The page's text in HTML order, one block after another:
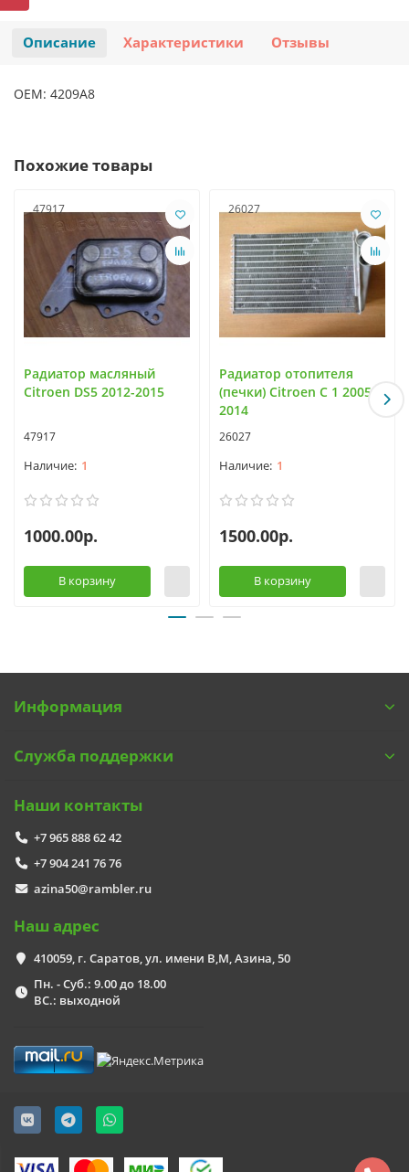
Описание Характеристики Отзывы
OEM: 4209A8
Похожие товары
47917
Радиатор масляный
Citroen DS5 2012-2015
47917
1
1000.00р.
В корзину
26027
Радиатор отопителя
(печки) Citroen C 1 2005-
2014
26027
1
1500.00р.
В корзину
Информация
Служба поддержки
Наши контакты
+7 965 888 62 42
+7 904 241 76 76
azina50@rambler.ru
Наш адрес
410059, г. Саратов, ул. имени В,М, Азина, 50
Пн. - Суб.: 9.00 до 18.00
ВС.: выходной